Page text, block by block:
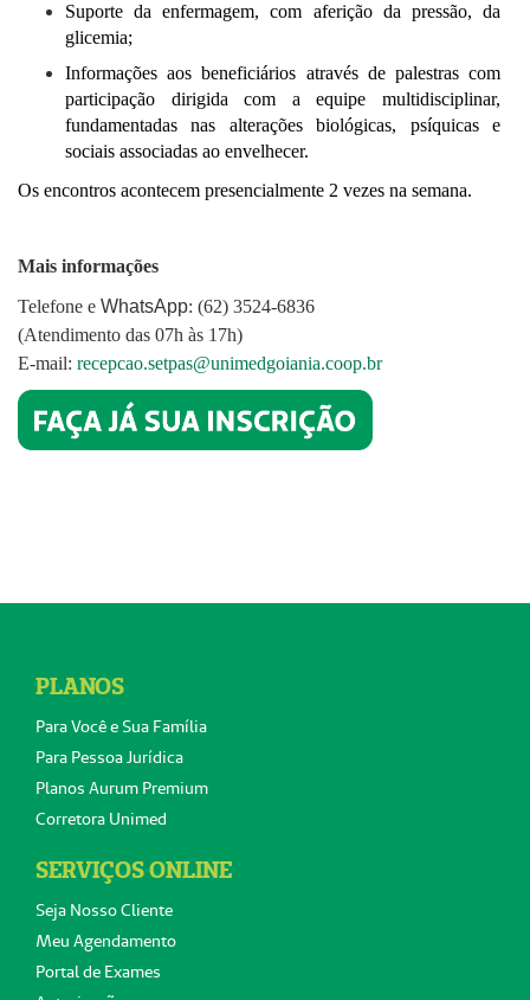
Suporte da enfermagem, com aferição da pressão, da
glicemia;
Informações aos beneficiários através de palestras com
participação dirigida com a equipe multidisciplinar,
fundamentadas nas alterações biológicas, psíquicas e
sociais associadas ao envelhecer.
Os encontros acontecem presencialmente 2 vezes na semana.
Mais informações
Telefone e WhatsApp: (62) 3524-6836
(Atendimento das 07h às 17h)
E-mail: recepcao.setpas@unimedgoiania.coop.br
PLANOS
Para Você e Sua Família
Para Pessoa Jurídica
Planos Aurum Premium
Corretora Unimed
SERVIÇOS ONLINE
Seja Nosso Cliente
Meu Agendamento
Portal de Exames